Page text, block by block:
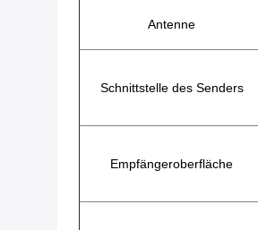
Antenne
Schnittstelle des Senders
Empfängeroberfläche